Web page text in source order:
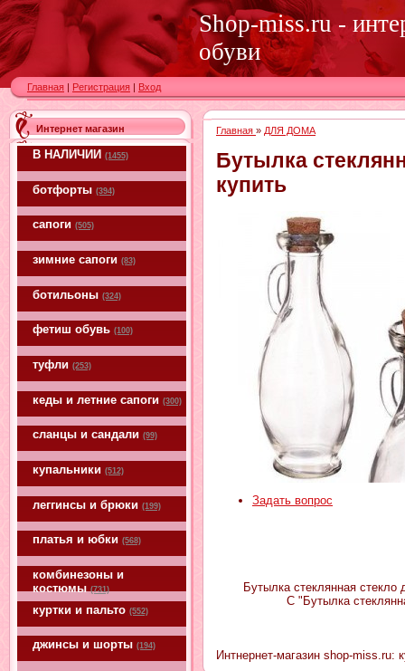
Shop-miss.ru -
обуви
Главная | Регистрация | Вход
Интернет магазин
В НАЛИЧИИ (1455)
ботфорты (394)
сапоги (505)
зимние сапоги (83)
ботильоны (324)
фетиш обувь (100)
туфли (253)
кеды и летние сапоги (300)
сланцы и сандали (99)
купальники (512)
леггинсы и брюки (199)
платья и юбки (568)
комбинезоны и
костюмы (731)
куртки и пальто (552)
джинсы и шорты (194)
Главная » ДЛЯ ДОМА
Бутылка
купить
Задать вопрос
Бутылка стеклянная стекло
С "Бутылка
Интнернет-магазин shop-